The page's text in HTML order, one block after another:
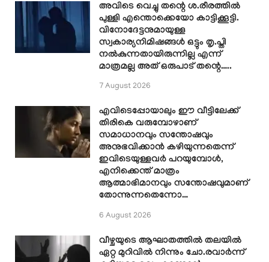
അവിടെ വെച്ചു തന്റെ ശ.രീരത്തിൽ
പുള്ളി എന്തൊക്കെയോ കാട്ടിക്കൂട്ടി.
വിനോദേട്ടനുമായുള്ള
സ്വകാര്യനിമിഷങ്ങൾ ഒട്ടും തൃ.പ്തി
നൽകുന്നതായിരുന്നില്ല എന്ന്
മാത്രമല്ല അത് ഒരുപാട് തന്റെ…..
7 August 2026
എവിടെപ്പോയാലും ഈ വീട്ടിലേക്ക്
തിരികെ വരുമ്പോഴാണ്
സമാധാനവും സന്തോഷവും
അനുഭവിക്കാൻ കഴിയുന്നതെന്ന്
ഇവിടെയുള്ളവർ പറയുമ്പോൾ,
എനിക്കെന്ത് മാത്രം
ആത്മാഭിമാനവും സന്തോഷവുമാണ്
തോന്നുന്നതെന്നോ…
6 August 2026
വീഴ്ചയുടെ ആഘാതത്തിൽ തലയിൽ
ഏറ്റ മുറിവിൽ നിന്നും ചോ.രവാർന്ന്